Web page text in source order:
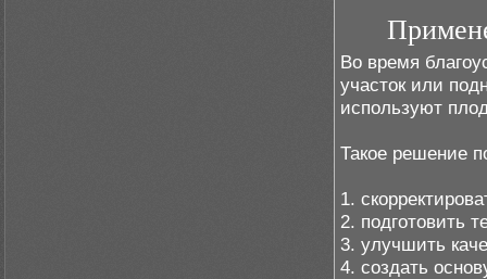
Во время
участок или
используют
Такое решение
1.
2. подготовить
3. улучшить
4. создать